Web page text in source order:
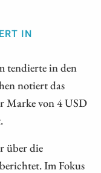
IN
tendierte in den
notiert das
Marke von 4 USD
über die
Im Fokus